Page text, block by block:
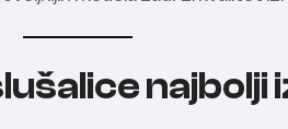
najbolji